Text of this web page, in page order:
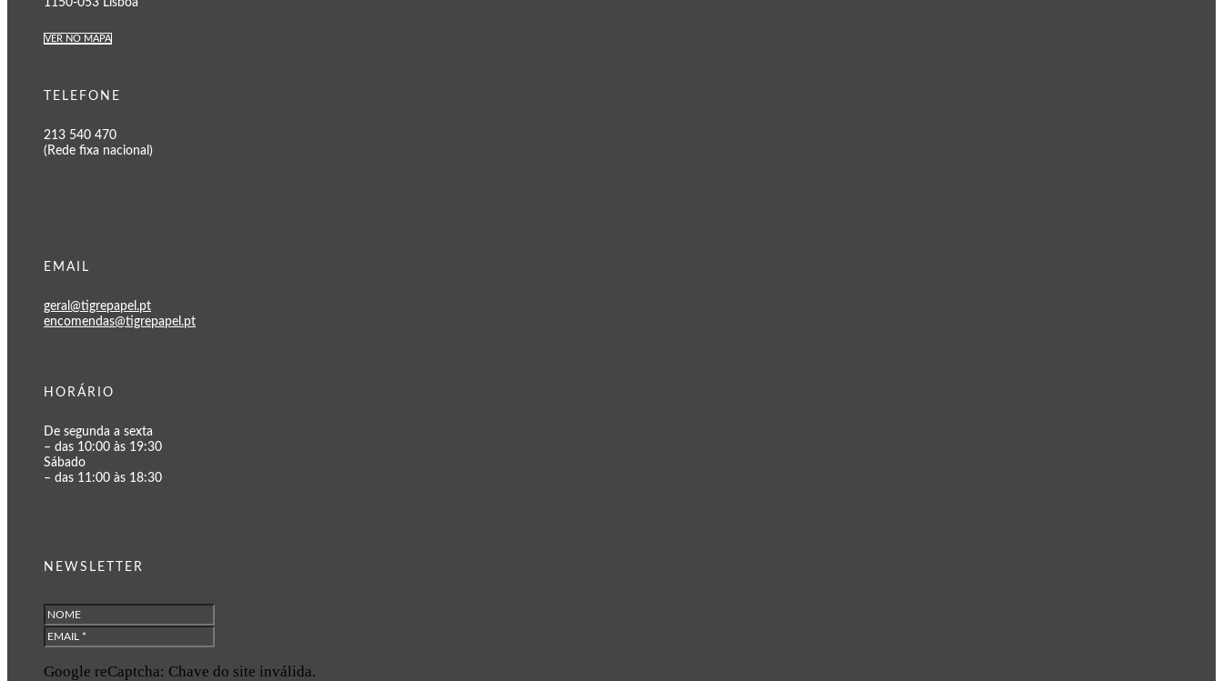
VER NO MAPA
TELEFONE
213 540 470
(Rede fixa nacional)
EMAIL
geral@tigrepapel.pt
encomendas@tigrepapel.pt
HORÁRIO
De segunda a sexta
– das 10:00 às 19:30
Sábado
– das 11:00 às 18:30
NEWSLETTER
Google reCaptcha: Chave do site inválida.